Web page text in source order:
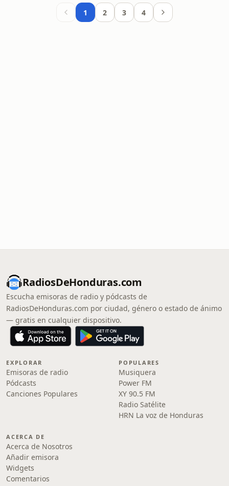
1 2 3 4
RadiosDeHonduras.com
Escucha emisoras de radio y pódcasts de
RadiosDeHonduras.com por ciudad, género o estado de ánimo
— gratis en cualquier dispositivo.
EXPLORAR
Emisoras de radio
Pódcasts
Canciones Populares
POPULARES
Musiquera
Power FM
XY 90.5 FM
Radio Satélite
HRN La voz de Honduras
ACERCA DE
Acerca de Nosotros
Añadir emisora
Widgets
Comentarios